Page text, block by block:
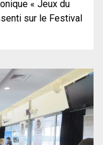
« Jeux du
sur le Festival